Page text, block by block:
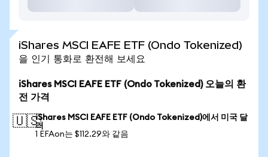
iShares MSCI EAFE ETF (Ondo Tokenized)
을 인기 통화로 환전해 보세요
iShares MSCI EAFE ETF (Ondo Tokenized) 오늘의 환
전 가격
🇺🇸iShares MSCI EAFE ETF (Ondo Tokenized)에서 미국 달
러
1 EFAon는 $112.29와 같음